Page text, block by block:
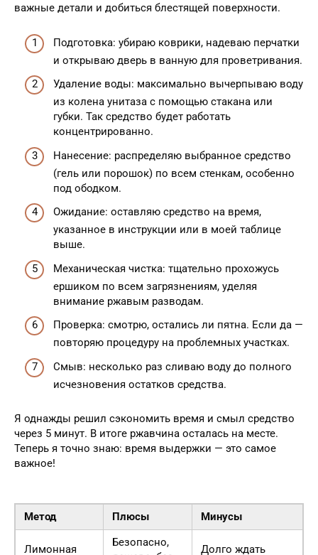
важные детали и добиться блестящей поверхности.
Подготовка: убираю коврики, надеваю перчатки
и открываю дверь в ванную для проветривания.
Удаление воды: максимально вычерпываю воду
из колена унитаза с помощью стакана или
губки. Так средство будет работать
концентрированно.
Нанесение: распределяю выбранное средство
(гель или порошок) по всем стенкам, особенно
под ободком.
Ожидание: оставляю средство на время,
указанное в инструкции или в моей таблице
выше.
Механическая чистка: тщательно прохожусь
ершиком по всем загрязнениям, уделяя
внимание ржавым разводам.
Проверка: смотрю, остались ли пятна. Если да —
повторяю процедуру на проблемных участках.
Смыв: несколько раз сливаю воду до полного
исчезновения остатков средства.
Я однажды решил сэкономить время и смыл средство
через 5 минут. В итоге ржавчина осталась на месте.
Теперь я точно знаю: время выдержки — это самое
важное!
Метод Плюсы Минусы
Лимонная
Безопасно,
Долго ждать